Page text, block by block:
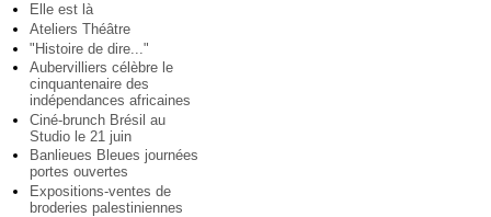
Elle est là
Ateliers Théâtre
"Histoire de dire..."
Aubervilliers célèbre le
cinquantenaire des
indépendances africaines
Ciné-brunch Brésil au
Studio le 21 juin
Banlieues Bleues journées
portes ouvertes
Expositions-ventes de
broderies palestiniennes